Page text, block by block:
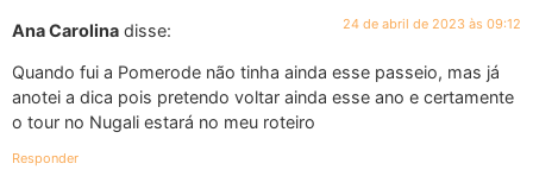
Ana Carolina disse: 24 de abril de 2023 às 09:12
Quando fui a Pomerode não tinha ainda esse passeio, mas já
anotei a dica pois pretendo voltar ainda esse ano e certamente
o tour no Nugali estará no meu roteiro
Responder